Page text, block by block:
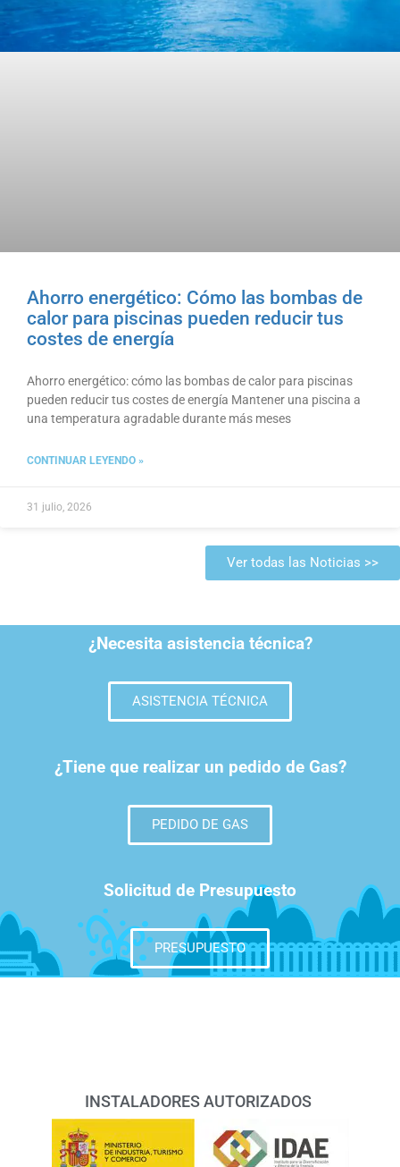
Ahorro energético: Cómo las bombas de
calor para piscinas pueden reducir tus
costes de energía
Ahorro energético: cómo las bombas de calor para piscinas
pueden reducir tus costes de energía Mantener una piscina a
una temperatura agradable durante más meses
CONTINUAR LEYENDO »
31 julio, 2026
Ver todas las Noticias >>
¿Necesita asistencia técnica?
ASISTENCIA TÉCNICA
¿Tiene que realizar un pedido de Gas?
PEDIDO DE GAS
Solicitud de Presupuesto
PRESUPUESTO
INSTALADORES AUTORIZADOS